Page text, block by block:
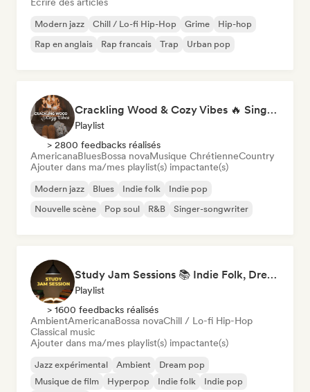
Modern jazz Chill / Lo-fi Hip-Hop Grime
Hip-hop
Rap en anglais
Rap francais Trap Urban pop
Crackling Wood & Cozy Vibes 🔥 Singer-Songwriter, Dream Pop & Bedroom Pop
Playlist
> 2800 feedbacks réalisés
AmericanaBluesBossa novaMusique ChrétienneCountry
Ajouter dans ma/mes playlist(s) impactante(s)
Modern jazz Blues Indie folk
Indie pop
Nouvelle scène
Pop soul R&B Singer-songwriter
Study Jam Sessions 📚 Indie Folk, Dream Pop & Singer-Songwriter
Playlist
> 1600 feedbacks réalisés
AmbientAmericanaBossa novaChill / Lo-fi Hip-Hop
Classical music
Ajouter dans ma/mes playlist(s) impactante(s)
Jazz expérimental Ambient
Dream pop
Musique de film
Hyperpop Indie folk
Indie pop